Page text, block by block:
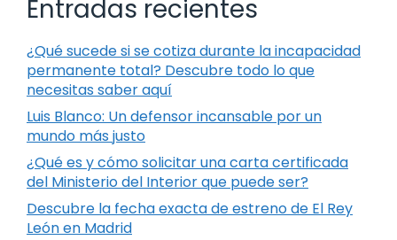
Entradas recientes
¿Qué sucede si se cotiza durante la incapacidad
permanente total? Descubre todo lo que
necesitas saber aquí
Luis Blanco: Un defensor incansable por un
mundo más justo
¿Qué es y cómo solicitar una carta certificada
del Ministerio del Interior que puede ser?
Descubre la fecha exacta de estreno de El Rey
León en Madrid